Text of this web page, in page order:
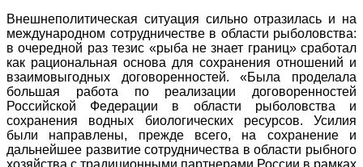
Внешнеполитическая ситуация сильно отразилась и на
международном сотрудничестве в области рыболовства:
в очередной раз тезис «рыба не знает границ» сработал
как рациональная основа для сохранения отношений и
взаимовыгодных договоренностей. «Была проделала
большая работа по реализации договоренностей
Российской Федерации в области рыболовства и
сохранения водных биологических ресурсов. Усилия
были направлены, прежде всего, на сохранение и
дальнейшее развитие сотрудничества в области рыбного